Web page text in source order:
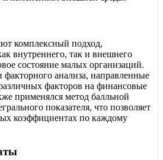
комплексный подход,
внутреннего, так и внешнего
состояние малых организаций.
анализа, направленные
факторов на финансовые
применялся метод балльной
показателя, что позволяет
коэффициентах по каждому